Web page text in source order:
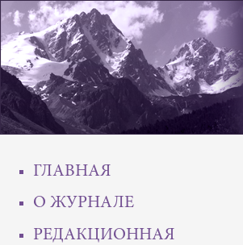
ГЛАВНАЯ
О ЖУРНАЛЕ
РЕДАКЦИОННАЯ